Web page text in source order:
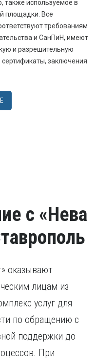
также используемое в
площадки. Все
требованиям
и СанПиН, имеют
и разрешительную
заключения
с «Нева
оказывают
лицам из
услуг для
по обращению с
поддержки до
При